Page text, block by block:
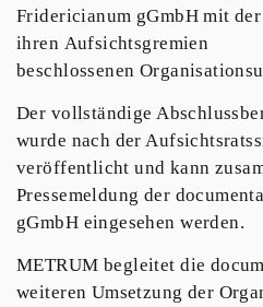
Fridericianum gGmbH mit
ihren Aufsichtsgremien
beschlossenen
Der vollständige
wurde nach der
veröffentlicht und kann
Pressemeldung der
gGmbH eingesehen werden.
METRUM begleitet die
weiteren Umsetzung der